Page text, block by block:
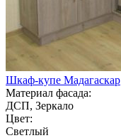
Шкаф-купе Мадагаскар
Материал фасада:
ДСП, Зеркало
Цвет:
Светлый